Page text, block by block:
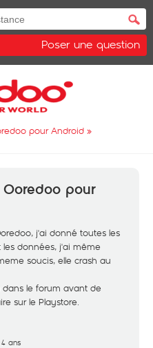
Poser une question
pour Android »
pour
j'ai donné toutes les
données, j'ai même
soucis, elle crash au
le forum avant de
sur le Playstore.
ans